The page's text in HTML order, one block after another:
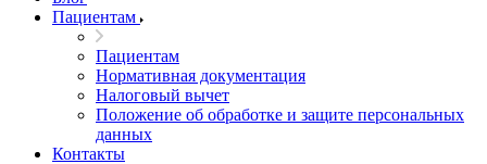
Пациентам
Пациентам
Нормативная документация
Налоговый вычет
Положение об обработке и защите персональных
данных
Контакты